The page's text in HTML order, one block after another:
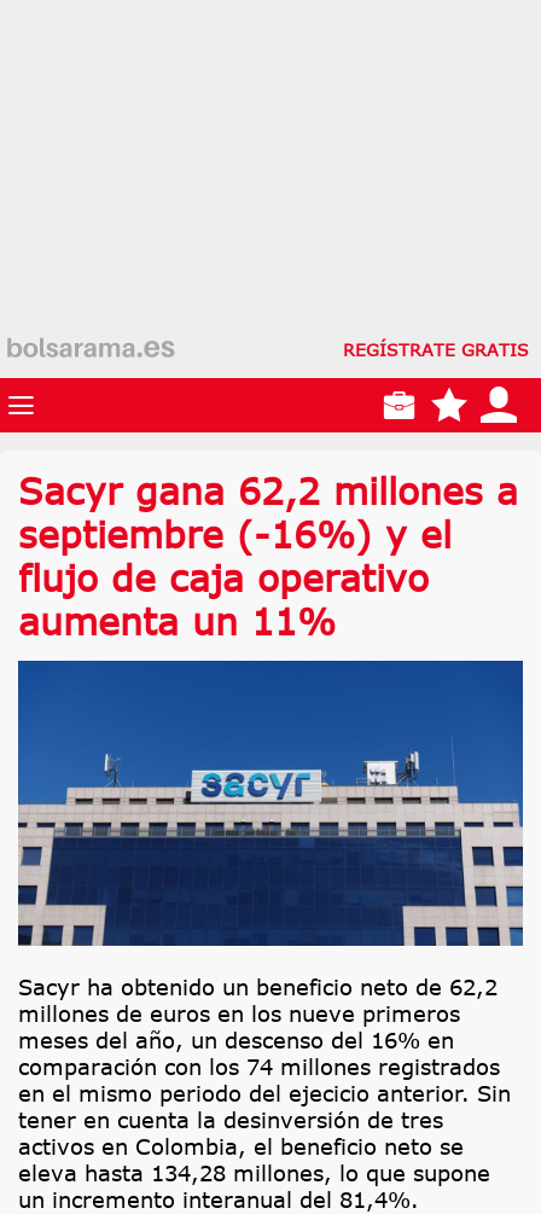
REGÍSTRATE GRATIS
Sacyr gana 62,2 millones a
septiembre (-16%) y el
flujo de caja operativo
aumenta un 11%
Sacyr ha obtenido un beneficio neto de 62,2
millones de euros en los nueve primeros
meses del año, un descenso del 16% en
comparación con los 74 millones registrados
en el mismo periodo del ejecicio anterior. Sin
tener en cuenta la desinversión de tres
activos en Colombia, el beneficio neto se
eleva hasta 134,28 millones, lo que supone
un incremento interanual del 81,4%.